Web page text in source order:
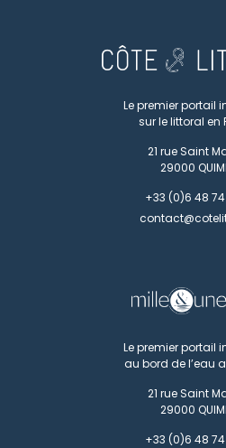
Le premier portail
sur le littoral en
21 rue Saint
29000
+33 (0)6 48
Le premier portail
au bord de l’eau
21 rue Saint
29000
+33 (0)6 48